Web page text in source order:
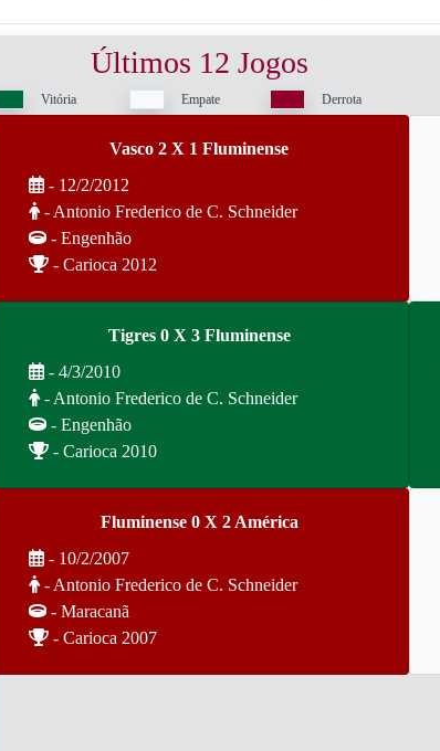
Últimos 12 Jogos
Vitória Empate Derrota
Vasco 2 X 1 Fluminense
- 12/2/2012
- Antonio Frederico de C. Schneider
- Engenhão
- Carioca 2012
Tigres 0 X 3 Fluminense
- 4/3/2010
- Antonio Frederico de C. Schneider
- Engenhão
- Carioca 2010
Fluminense 0 X 2 América
- 10/2/2007
- Antonio Frederico de C. Schneider
- Maracanã
- Carioca 2007